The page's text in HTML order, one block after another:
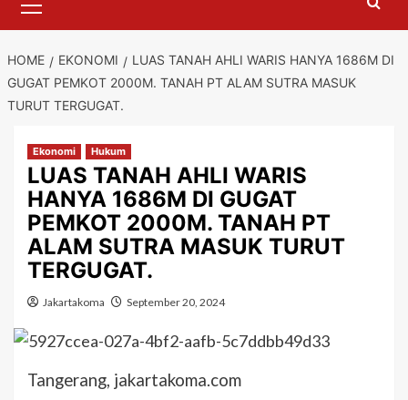
Menu
HOME EKONOMI
LUAS TANAH AHLI WARIS HANYA 1686M DI
GUGAT PEMKOT 2000M. TANAH PT ALAM SUTRA MASUK
TURUT TERGUGAT.
Ekonomi Hukum
LUAS TANAH AHLI WARIS
HANYA 1686M DI GUGAT
PEMKOT 2000M. TANAH PT
ALAM SUTRA MASUK TURUT
TERGUGAT.
Jakartakoma September 20, 2024
Tangerang, jakartakoma.com